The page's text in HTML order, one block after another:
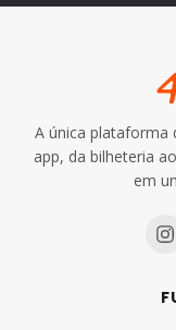
A única plataforma
app, da bilheteria
em